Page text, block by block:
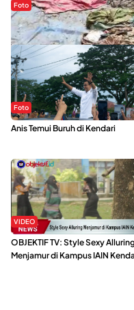
Foto
Sejak Banjir Bandang,
Foto
Anis Temui Buruh di Kendari
VIDEO
OBJEKTIF TV: Style Sexy Alluring
Menjamur di Kampus IAIN